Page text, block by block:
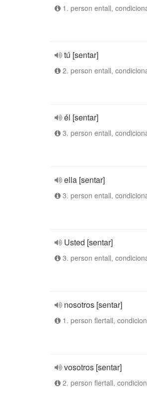
1. person entall,
tú [sentar]
2. person entall,
él [sentar]
3. person entall,
ella [sentar]
3. person entall,
Usted [sentar]
3. person entall,
nosotros [sentar]
1. person flertall,
vosotros [sentar]
2. person flertall,